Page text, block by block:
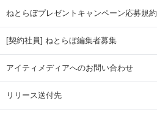
ねとらぼプレゼントキャンペーン応募規約
[契約社員] ねとらぼ編集者募集
アイティメディアへのお問い合わせ
リリース送付先